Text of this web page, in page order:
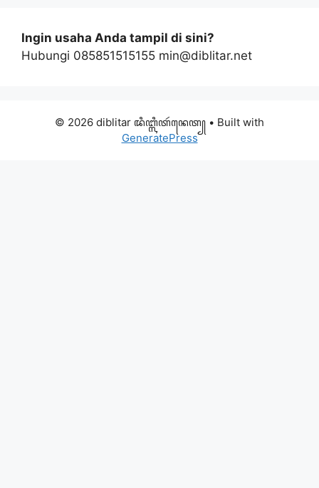
Ingin usaha Anda tampil di sini?
Hubungi 085851515155 min@diblitar.net
© 2026 diblitar ꦢꦶꦧ꧀ꦭꦶꦠꦂꦤꦺꦠ꧀ • Built with
GeneratePress